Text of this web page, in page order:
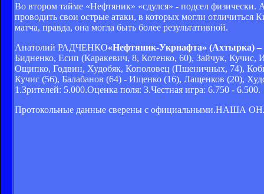
Во втором тайме «Нефтяник» «сдулся» - подсел физически.
проводить свои острые атаки, в которых могли
матча, правда, она могла быть более результативной.
Анатолий РАДЧЕНКО«Нефтяник-Укрнафта» (Ахтырка)
Бидненко, Есип (Каракевич, 8, Котенко, 60), Зайчук, Кучис,
Ощипко, Годвин, Худобяк, Кополовец (Пшеничных, 74),
Кучис (56), Балабанов (64) - Ищенко (16), Лащенков (20),
1.Зрителей: 5.000.Оценка поля: 3.Честная игра: 6.750 - 6.500.
Протокольные данные сверены с